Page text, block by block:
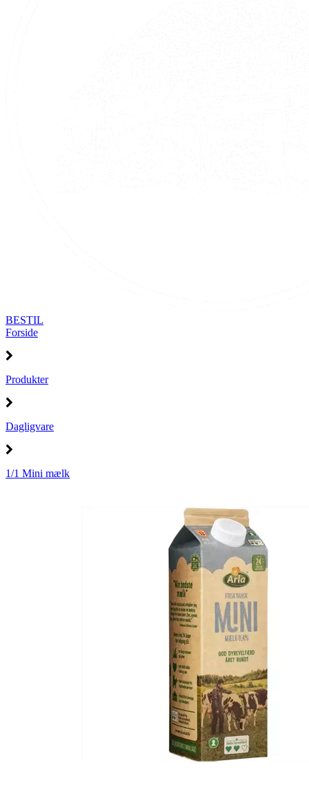
BESTIL
Forside
Produkter
Dagligvare
1/1 Mini mælk